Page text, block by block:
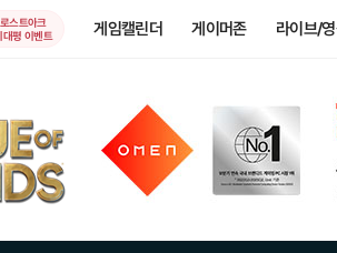
로스트아크
대평 이벤트
게임캘린더 게이머존 라이브/